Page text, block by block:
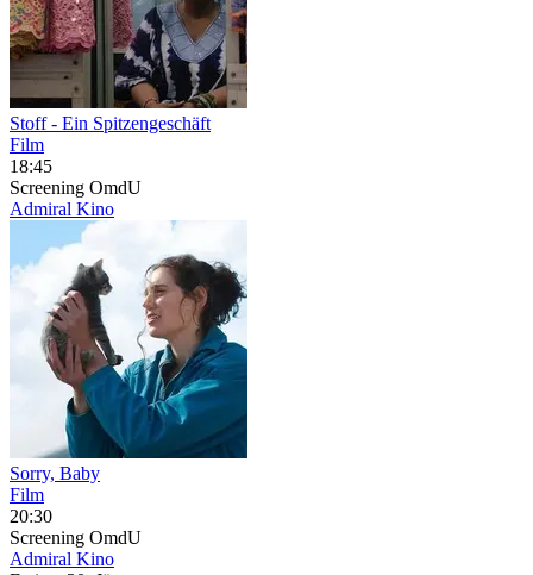
Stoff - Ein Spitzengeschäft
Film
18:45
Screening OmdU
Admiral Kino
Sorry, Baby
Film
20:30
Screening OmdU
Admiral Kino